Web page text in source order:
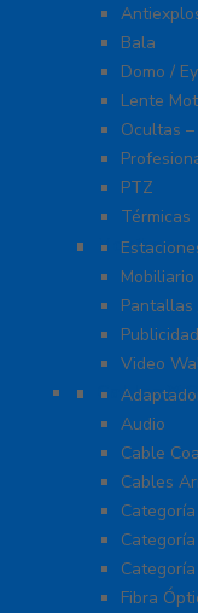
Bala
Domo /
Lente
Ocultas
PTZ
Térmicas
Monitores
Pantallas
Video
Cables Y
Audio
Cable
Cables
Fibra